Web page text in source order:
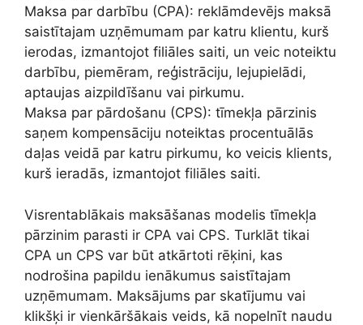
Maksa par darbību (CPA): reklāmdevējs maksā
saistītajam uzņēmumam par katru klientu, kurš
ierodas, izmantojot filiāles saiti, un veic noteiktu
darbību, piemēram, reģistrāciju, lejupielādi,
aptaujas aizpildīšanu vai pirkumu.
Maksa par pārdošanu (CPS): tīmekļa pārzinis
saņem kompensāciju noteiktas procentuālās
daļas veidā par katru pirkumu, ko veicis klients,
kurš ieradās, izmantojot filiāles saiti.
Visrentablākais maksāšanas modelis tīmekļa
pārzinim parasti ir CPA vai CPS. Turklāt tikai
CPA un CPS var būt atkārtoti rēķini, kas
nodrošina papildu ienākumus saistītajam
uzņēmumam. Maksājums par skatījumu vai
klikšķi ir vienkāršākais veids, kā nopelnīt naudu